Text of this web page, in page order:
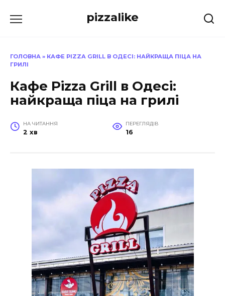
до
pizzalike
ГОЛОВНА » КАФЕ PIZZA GRILL В ОДЕСІ: НАЙКРАЩА ПІЦА НА
ГРИЛІ
Кафе Pizza Grill в Одесі:
найкраща піца на грилі
НА ЧИТАННЯ
2 хв
ПЕРЕГЛЯДІВ
16